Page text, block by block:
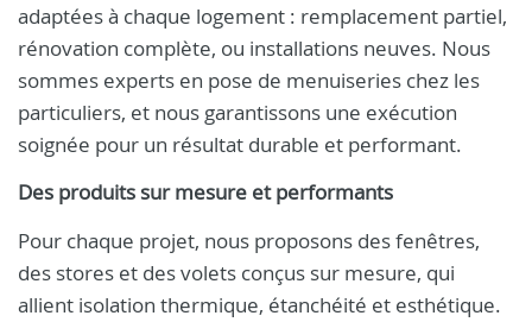
adaptées à chaque logement : remplacement partiel,
rénovation complète, ou installations neuves. Nous
sommes experts en pose de menuiseries chez les
particuliers, et nous garantissons une exécution
soignée pour un résultat durable et performant.
Des produits sur mesure et performants
Pour chaque projet, nous proposons des fenêtres,
des stores et des volets conçus sur mesure, qui
allient isolation thermique, étanchéité et esthétique.